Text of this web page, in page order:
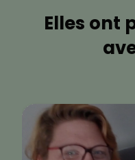
Elles ont